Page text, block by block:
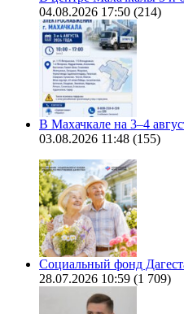
04.08.2026 17:50 (214)
В Махачкале на 3–4
03.08.2026 11:48 (155)
Социальный фонд
28.07.2026 10:59 (1 709)